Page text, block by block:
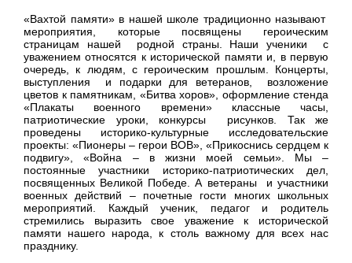
«Вахтой памяти» в нашей школе традиционно называют
мероприятия, которые посвящены героическим
страницам нашей родной страны. Наши ученики с
уважением относятся к исторической памяти и, в первую
очередь, к людям, с героическим прошлым. Концерты,
выступления и подарки для ветеранов, возложение
цветов к памятникам, «Битва хоров», оформление стенда
«Плакаты военного времени» классные часы,
патриотические уроки, конкурсы рисунков. Так же
проведены историко-культурные исследовательские
проекты: «Пионеры – герои ВОВ», «Прикоснись сердцем к
подвигу», «Война – в жизни моей семьи». Мы –
постоянные участники историко-патриотических дел,
посвященных Великой Победе. А ветераны и участники
военных действий – почетные гости многих школьных
мероприятий. Каждый ученик, педагог и родитель
стремились выразить свое уважение к исторической
памяти нашего народа, к столь важному для всех нас
празднику.